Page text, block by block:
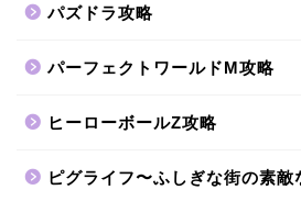
パズドラ攻略
パーフェクトワールドM攻略
ヒーローボールZ攻略
ピグライフ〜ふしぎな街の素敵